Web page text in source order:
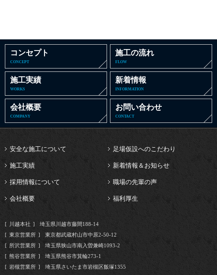
コンセプト
CONCEPT
施工の流れ
FLOW
施工実績
WORKS
新着情報
INFORMATION
会社概要
COMPANY
お問い合わせ
CONTACT
安全な施工について 足場仮設へのこだわり
施工実績 新着情報＆お知らせ
採用情報について 職場の先輩の声
会社概要 福利厚生
川越本社
埼玉県川越市藤間188-14
東京営業所
東京都武蔵村山市中原2-50-12
所沢営業所
埼玉県狭山市南入曽兼崎1093-2
熊谷営業所
埼玉県熊谷市箕輪273-1
岩槻営業所
埼玉県さいたま市岩槻区飯塚1355